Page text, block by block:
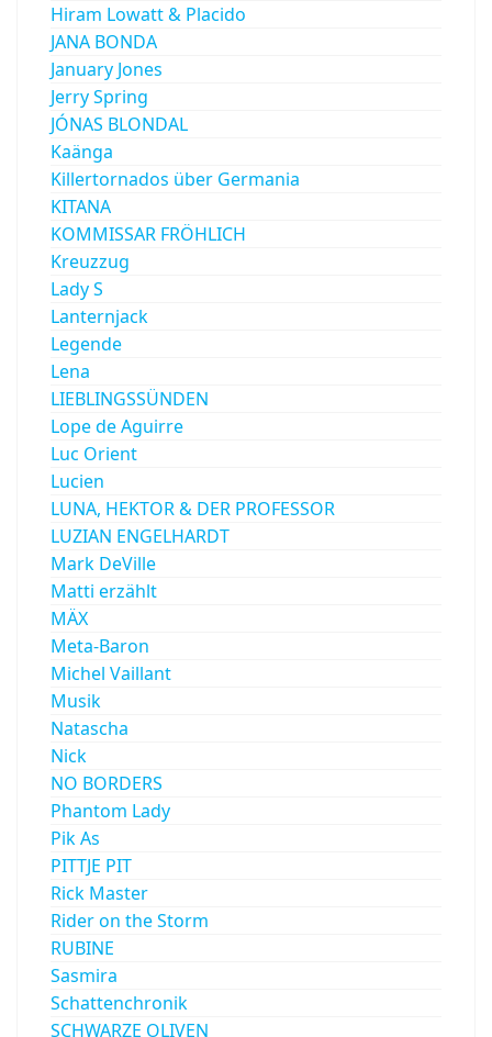
Hiram Lowatt & Placido
JANA BONDA
January Jones
Jerry Spring
JÓNAS BLONDAL
Kaänga
Killertornados über Germania
KITANA
KOMMISSAR FRÖHLICH
Kreuzzug
Lady S
Lanternjack
Legende
Lena
LIEBLINGSSÜNDEN
Lope de Aguirre
Luc Orient
Lucien
LUNA, HEKTOR & DER PROFESSOR
LUZIAN ENGELHARDT
Mark DeVille
Matti erzählt
MÄX
Meta-Baron
Michel Vaillant
Musik
Natascha
Nick
NO BORDERS
Phantom Lady
Pik As
PITTJE PIT
Rick Master
Rider on the Storm
RUBINE
Sasmira
Schattenchronik
SCHWARZE OLIVEN